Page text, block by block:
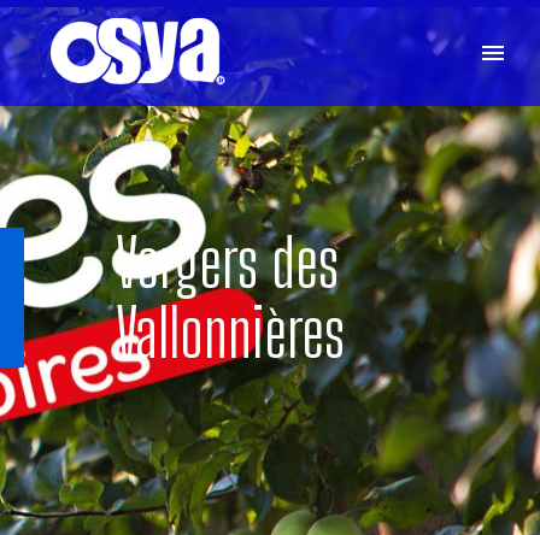
Vergers des
Vallonnières